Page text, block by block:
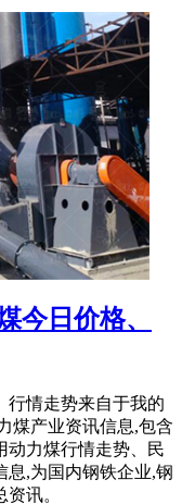
今日价格、
行情走势来自于我的
煤产业资讯信息,包含
动力煤行情走势、民
息,为国内钢铁企业,钢
讯。